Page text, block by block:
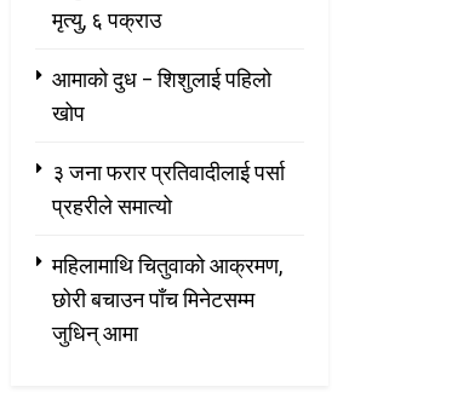
मृत्यु, ६ पक्राउ
आमाको दुध – शिशुलाई पहिलो
खोप
३ जना फरार प्रतिवादीलाई पर्सा
प्रहरीले समात्यो
महिलामाथि चितुवाको आक्रमण,
छोरी बचाउन पाँच मिनेटसम्म
जुधिन् आमा